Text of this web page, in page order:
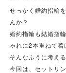
せっかく婚約指輪
んか？
婚約指輪も結婚指
ゃれに2本重ねて着
そんなふうに考え
今回は、セットリ